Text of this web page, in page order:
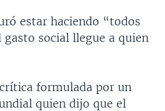
estar haciendo “todos
social llegue a quien
formulada por un
quien dijo que el